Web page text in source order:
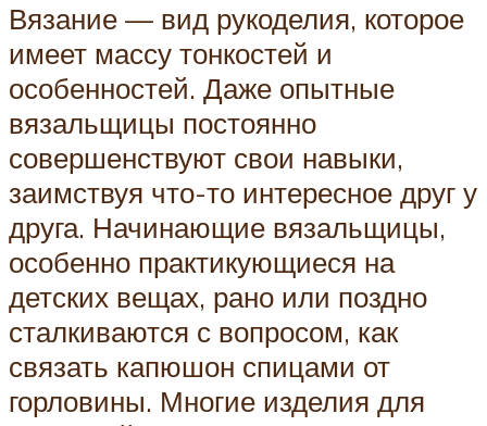
Вязание — вид рукоделия, которое
имеет массу тонкостей и
особенностей. Даже опытные
вязальщицы постоянно
совершенствуют свои навыки,
заимствуя что-то интересное друг у
друга. Начинающие вязальщицы,
особенно практикующиеся на
детских вещах, рано или поздно
сталкиваются с вопросом, как
связать капюшон спицами от
горловины. Многие изделия для